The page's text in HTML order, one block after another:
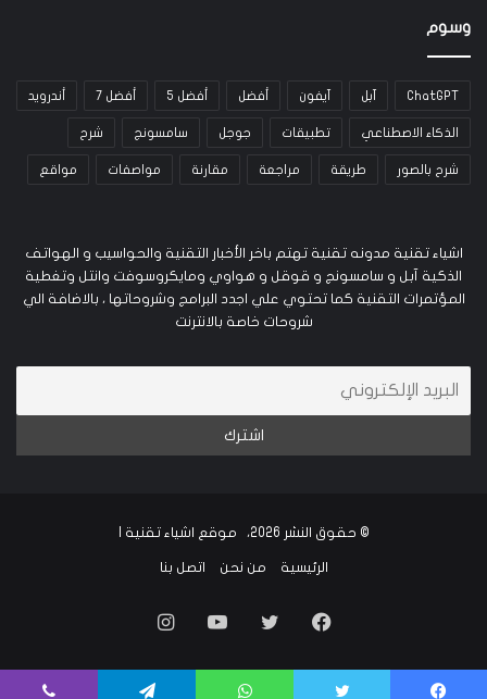
وسوم
ChatGPT آبل آيفون أفضل أفضل 5 أفضل 7 أندرويد
الذكاء الاصطناعي تطبيقات جوجل سامسونج شرح
شرح بالصور طريقة مراجعة مقارنة مواصفات مواقع
اشياء تقنية مدونه تقنية تهتم باخر الأخبار التقنية والحواسيب و الهواتف
الذكية آبل و سامسونج و قوقل و هواوي ومايكروسوفت وانتل وتغطية
المؤتمرات التقنية كما تحتوي علي اجدد البرامج وشروحاتها ، بالاضافة الي
شروحات خاصة بالانترنت
© حقوق النشر 2026، موقع اشياء تقنية |
الرئيسية من نحن اتصل بنا
فيسبوكتويتر يوتيوب